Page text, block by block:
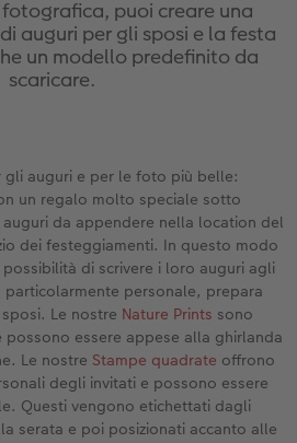
personalizzata
in pelle e lino
di clienti
clienti
Book «Art Collection»
Printsmappa
fotografico
alluminio
legno
forex
pieghevoli
postali
singole con spedizione diretta
e ufficio
artistiche
regalo
CEWE
per croccantini con foto
silicone
legno
con tracolla
da parete con design
da parete A4
da parete A3
da tavolo quadrato
fotografiche istantanee
istantanee
istantanee
biometriche
filiale
la festa della mamma
per Pasqua
al nubilato
clienti
puoi creare una
auguri per gli sposi e la festa
un modello predefinito da
scaricare.
gli auguri e per le foto più belle:
un regalo molto speciale sotto
da appendere nella location del
dei festeggiamenti. In questo modo
di scrivere i loro auguri agli
personale, prepara
Le nostre Nature Prints sono
essere appese alla ghirlanda
Le nostre Stampe quadrate offrono
degli invitati e possono essere
Questi vengono etichettati dagli
serata e poi posizionati accanto alle